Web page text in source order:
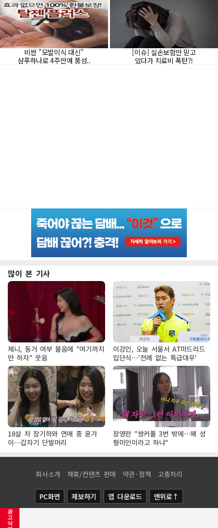
광
고
삭
많이 본 기사
제니, 동거 여부 물음에 "여기까지
만 하자" 웃음
이강인, 오늘 서울서 AT마드리드
입단식…'전례 없는 특급대우'
18살 차 장기하와 연애 중 윤가
이…갑자기 단발머리
장영란 "쌍커풀 3번 밖에…왜 성
형미인이라고 하냐"
회사소개 제휴/컨텐츠 판매 약관·정책 고충처리
PC화면 제보하기 앱 다운로드 맨위로↑